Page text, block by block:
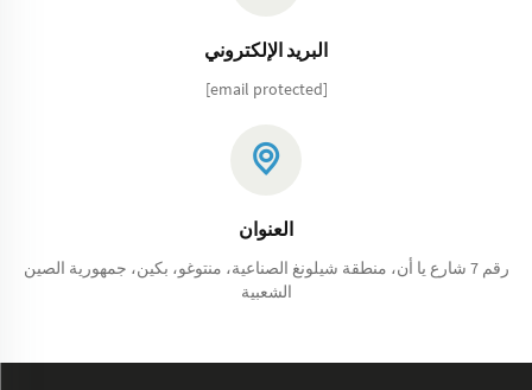
البريد الإلكتروني
[email protected]
العنوان
رقم 7 شارع يا أن، منطقة شيلونغ الصناعية، منتوغو، بكين، جمهورية الصين
الشعبية